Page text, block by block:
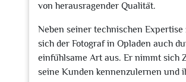
von herausragender Qualität.
Neben seiner technischen Expertise
sich der Fotograf in Opladen auch
einfühlsame Art aus. Er nimmt sich
seine Kunden kennenzulernen und